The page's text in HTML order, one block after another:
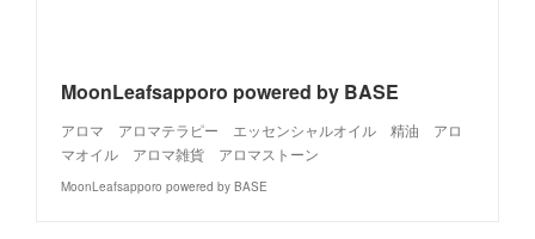
MoonLeafsapporo powered by BASE
アロマ アロマテラピー エッセンシャルオイル 精油 アロ
マオイル アロマ雑貨 アロマストーン
MoonLeafsapporo powered by BASE